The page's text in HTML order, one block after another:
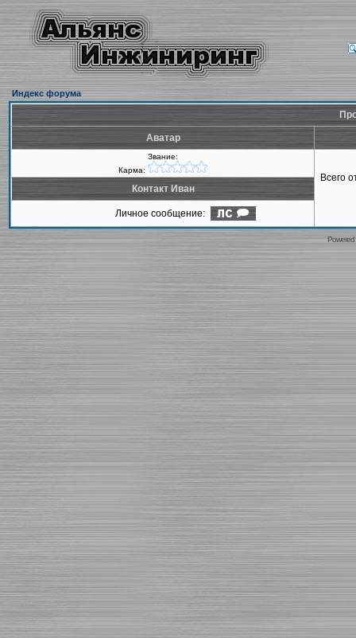
Индекс форума
Аватар
Звание:
Карма:
Всего
Контакт Иван
Личное сообщение: